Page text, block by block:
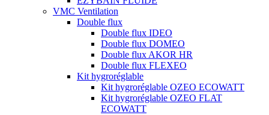
VMC Ventilation
Double flux
Double flux IDEO
Double flux DOMEO
Double flux AKOR HR
Double flux FLEXEO
Kit hygroréglable
Kit hygroréglable OZEO ECOWATT
Kit hygroréglable OZEO FLAT
ECOWATT